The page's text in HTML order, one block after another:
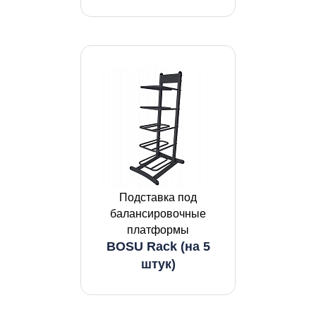
Подставка под
балансировочные
платформы
BOSU Rack (на 5
штук)